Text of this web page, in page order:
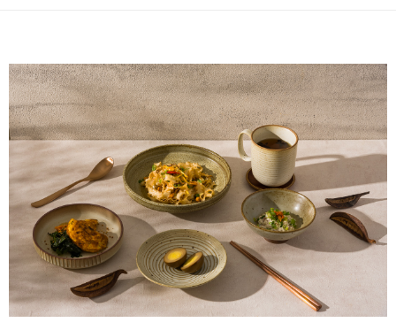
２．關於個人資料處理事宜，請瀏覽以下網址：
https://aftee.tw/terms/#terms3
３．未成年的使用者請事先徵得法定代理人或監護人之同意方可使用
「AFTEE先享後付」，若未經同意申辦者引起之損失，本公司不負相關責
任。
４．使用「AFTEE先享後付」時，將依據個別帳號之用戶狀況，依本公司即
時審查核予不同之上限額度；若仍有額度不足之情形，本公司將視審查結果
請求用戶進行身份認證。
５．嚴禁一人註冊多個帳號或使用他人資訊註冊。若發現惡意使用之情形，
恩沛科技股份有限公司將有權停止該用戶之使用額度並採取法律行動。